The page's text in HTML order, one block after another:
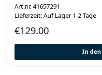
Art.nr. 41657291
Lieferzeit: Auf Lager 1-2 Tage
€129.00
In den